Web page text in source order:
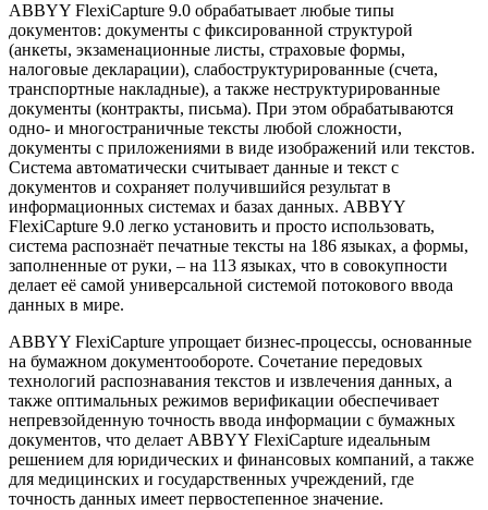
ABBYY FlexiCapture 9.0 обрабатывает любые типы
документов: документы с фиксированной структурой
(анкеты, экзаменационные листы, страховые формы,
налоговые декларации), слабоструктурированные (счета,
транспортные накладные), а также неструктурированные
документы (контракты, письма). При этом обрабатываются
одно- и многостраничные тексты любой сложности,
документы с приложениями в виде изображений или текстов.
Система автоматически считывает данные и текст с
документов и сохраняет получившийся результат в
информационных системах и базах данных. ABBYY
FlexiCapture 9.0 легко установить и просто использовать,
система распознаёт печатные тексты на 186 языках, а формы,
заполненные от руки, – на 113 языках, что в совокупности
делает её самой универсальной системой потокового ввода
данных в мире.
ABBYY FlexiCapture упрощает бизнес-процессы, основанные
на бумажном документообороте. Сочетание передовых
технологий распознавания текстов и извлечения данных, а
также оптимальных режимов верификации обеспечивает
непревзойденную точность ввода информации с бумажных
документов, что делает ABBYY FlexiCapture идеальным
решением для юридических и финансовых компаний, а также
для медицинских и государственных учреждений, где
точность данных имеет первостепенное значение.